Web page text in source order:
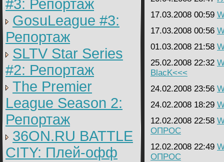
#3: Репортаж
GosuLeague #3:
Репортаж
SLTV Star Series
#2: Репортаж
The Premier
League Season 2:
Репортаж
36ON.RU BATTLE
CITY: Плей-офф
17.03.2008 00:59
17.03.2008 00:56
01.03.2008 21:58
25.02.2008 22:32
BlacK<<<
24.02.2008 23:56
24.02.2008 18:29
12.02.2008 22:58
ОПРОС
12.02.2008 22:49
ОПРОС